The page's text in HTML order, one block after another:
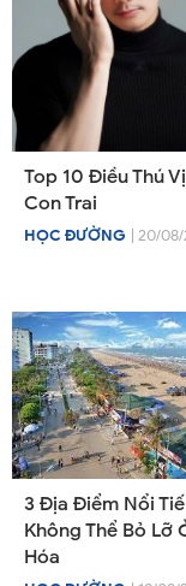
Top 10 Điều Thú
Con Trai
HỌC ĐƯỜNG | 20/
3 Địa Điểm Nổi
Không Thể Bỏ Lỡ
Hóa